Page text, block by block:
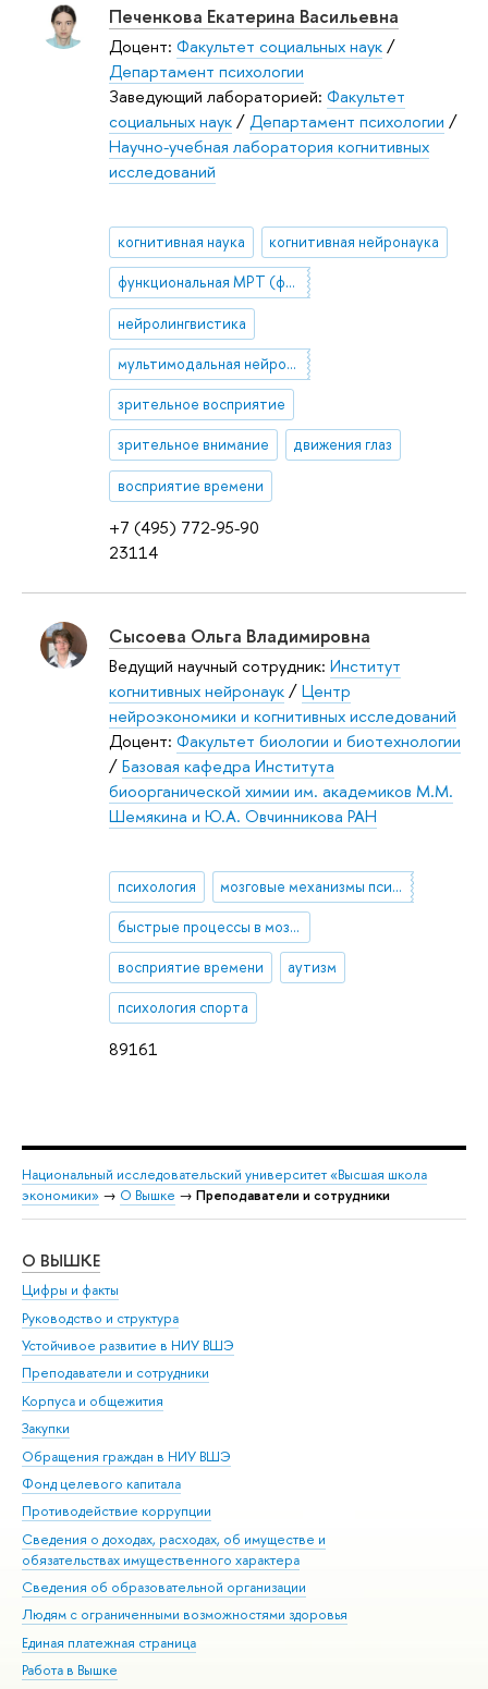
+7 (495) 772-95-90
23114
Печенкова Екатерина Васильевна
Доцент: Факультет социальных наук/
Департамент психологии
Заведующий лабораторией: Факультет
социальных наук/Департамент психологии /
Научно-учебная лаборатория когнитивных
исследований
когнитивная наука когнитивная нейронаука
функциональная МРТ (фМРТ)
нейролингвистика
мультимодальная нейровизуализация и нейрокартирование
зрительное восприятие
зрительное внимание движения глаз
восприятие времени
89161
Сысоева Ольга Владимировна
Ведущий научный сотрудник: Институт
когнитивных нейронаук/Центр
нейроэкономики и когнитивных исследований
Доцент: Факультет биологии и биотехнологии
/Базовая кафедра Института
биоорганической химии им. академиков М.М.
Шемякина и Ю.А. Овчинникова РАН
психология мозговые механизмы психических функций
быстрые процессы в мозге
восприятие времени аутизм
психология спорта
Национальный исследовательский университет «Высшая школа
экономики» → О Вышке → Преподаватели и сотрудники
О ВЫШКЕ
Цифры и факты
Руководство и структура
Устойчивое развитие в НИУ ВШЭ
Преподаватели и сотрудники
Корпуса и общежития
Закупки
Обращения граждан в НИУ ВШЭ
Фонд целевого капитала
Противодействие коррупции
Сведения о доходах, расходах, об имуществе и
обязательствах имущественного характера
Сведения об образовательной организации
Людям с ограниченными возможностями здоровья
Единая платежная страница
Работа в Вышке